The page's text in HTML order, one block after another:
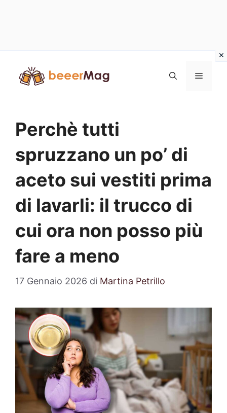
contenuto
Menu
Perchè tutti
spruzzano un po’ di
aceto sui vestiti prima
di lavarli: il trucco di
cui ora non posso più
fare a meno
17 Gennaio 2026 di Martina Petrillo